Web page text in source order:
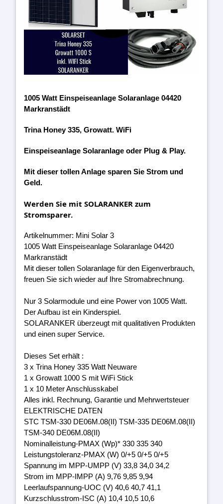
1005 Watt Einspeiseanlage Solaranlage 04420
Markranstädt
Trina Honey 335, Growatt. WiFi
Einspeiseanlage Solaranlage oder Plug & Play.
Mit dieser tollen Anlage sparen Sie Strom und
Geld.
Werden Sie mit SOLARANKER zum
Stromsparer.
Artikelnummer: Mini Solar 3
1005 Watt Einspeiseanlage Solaranlage 04420
Markranstädt
Mit dieser tollen Solaranlage für den Eigenverbrauch,
freuen Sie sich wieder auf Ihre Stromabrechnung.
Nur 3 Solarmodule und eine Power von 1005 Watt.
Der Aufbau ist ein Kinderspiel.
SOLARANKER überzeugt mit qualitativen Produkten
und einen super Service.
Dieses Set erhält :
3 x Trina Honey 335 Watt Neuware
1 x Growatt 1000 S mit WiFi Stick
1 x 10 Meter Anschlusskabel
Alles inkl. Rechnung, Garantie und Mehrwertsteuer
ELEKTRISCHE DATEN
STC TSM-330 DE06M.08(II) TSM-335 DE06M.08(II)
TSM-340 DE06M.08(II)
Nominalleistung-PMAX (Wp)* 330 335 340
Leistungstoleranz-PMAX (W) 0/+5 0/+5 0/+5
Spannung im MPP-UMPP (V) 33,8 34,0 34,2
Strom im MPP-IMPP (A) 9,76 9,85 9,94
Leerlaufspannung-UOC (V) 40,6 40,7 41,1
Kurzschlusstrom-ISC (A) 10,4 10,5 10,6